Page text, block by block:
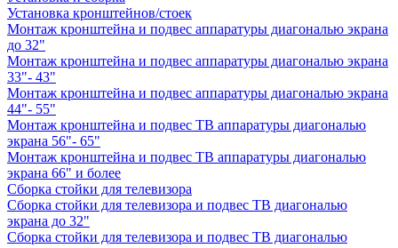
Установка кронштейнов/стоек
Монтаж кронштейна и подвес аппаратуры диагональю экрана
до 32"
Монтаж кронштейна и подвес аппаратуры диагональю экрана
33"- 43"
Монтаж кронштейна и подвес аппаратуры диагональю экрана
44"- 55"
Монтаж кронштейна и подвес ТВ аппаратуры диагональю
экрана 56"- 65"
Монтаж кронштейна и подвес ТВ аппаратуры диагональю
экрана 66" и более
Сборка стойки для телевизора
Сборка стойки для телевизора и подвес ТВ диагональю
экрана до 32"
Сборка стойки для телевизора и подвес ТВ диагональю